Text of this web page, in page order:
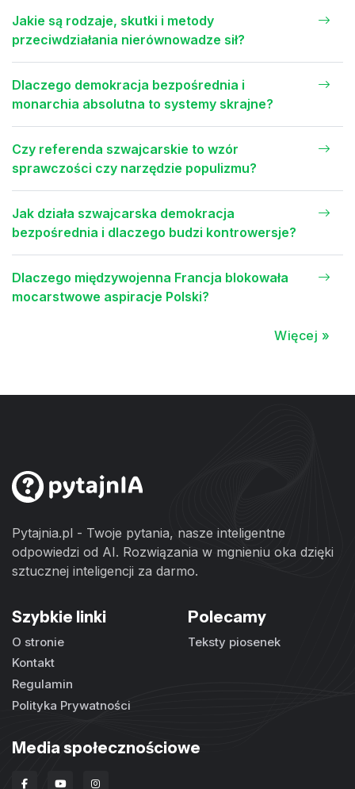
Jakie są rodzaje, skutki i metody
przeciwdziałania nierównowadze sił?
Dlaczego demokracja bezpośrednia i
monarchia absolutna to systemy skrajne?
Czy referenda szwajcarskie to wzór
sprawczości czy narzędzie populizmu?
Jak działa szwajcarska demokracja
bezpośrednia i dlaczego budzi kontrowersje?
Dlaczego międzywojenna Francja blokowała
mocarstwowe aspiracje Polski?
Więcej »
Pytajnia.pl - Twoje pytania, nasze inteligentne
odpowiedzi od AI. Rozwiązania w mgnieniu oka dzięki
sztucznej inteligencji za darmo.
Szybkie linki
O stronie
Kontakt
Regulamin
Polityka Prywatności
Polecamy
Teksty piosenek
Media społecznościowe